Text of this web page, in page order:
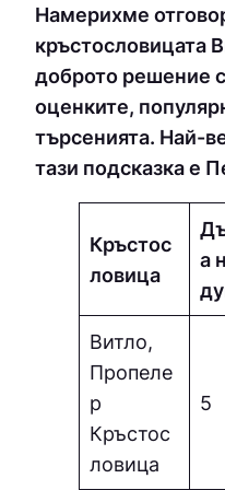
Намерихме
кръстословицата
доброто решение
оценките,
търсенията. Най-
тази подсказка е
Кръстос
ловица
а
Витло,
Пропеле
р
Кръстос
ловица
5